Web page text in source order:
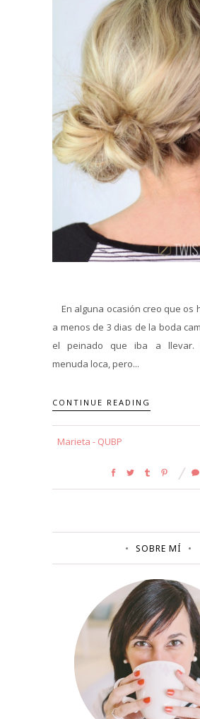
En alguna ocasión creo que os
a menos de 3 dias de la boda
el peinado que iba a llevar.
menuda loca, pero...
CONTINUE READING
Marieta - QUBP
SOBRE MÍ